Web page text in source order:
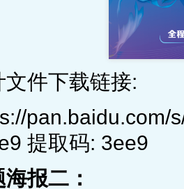
件下载链接:
pan.baidu.com/
提取码: 3ee9
报二：